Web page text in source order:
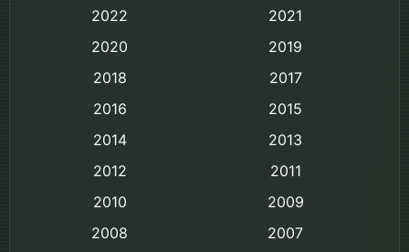
2022
2021
2020
2019
2018
2017
2016
2015
2014
2013
2012
2011
2010
2009
2008
2007